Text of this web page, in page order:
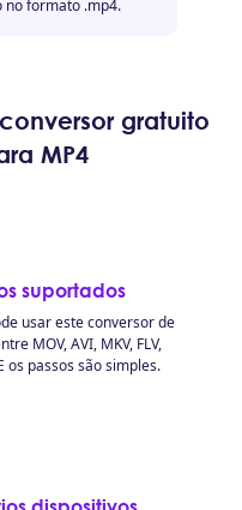
no formato .mp4.
gratuito
MP4
suportados
usar este conversor de
MOV, AVI, MKV, FLV,
os passos são simples.